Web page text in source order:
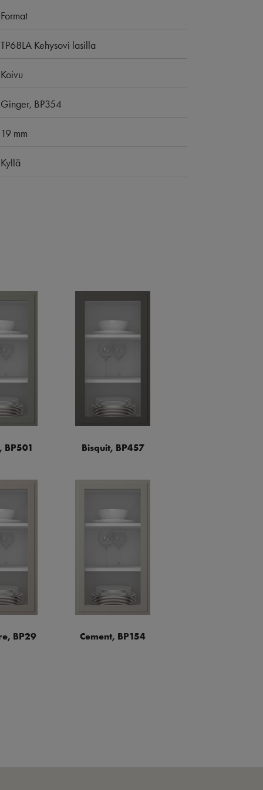
Format
TP68LA Kehysovi lasilla
Koivu
Ginger, BP354
19 mm
Kyllä
BP501 Bisquit, BP457
BP29 Cement, BP154